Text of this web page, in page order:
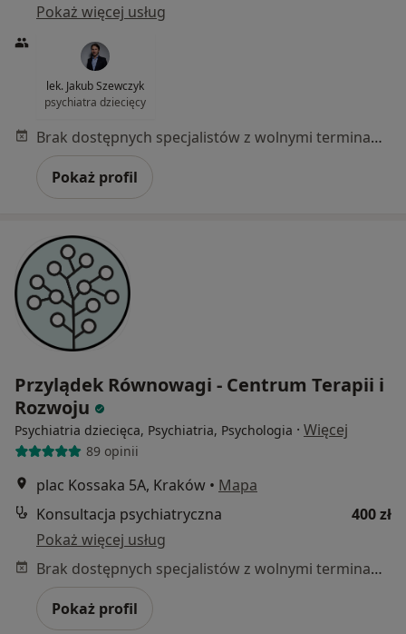
Pokaż więcej usług
lek. Jakub Szewczyk
psychiatra dziecięcy
Brak dostępnych specjalistów z wolnymi terminami w tym centrum medycznym.
Pokaż profil
Przylądek Równowagi - Centrum Terapii i
Rozwoju
Psychiatria dziecięca, Psychiatria, Psychologia · Więcej
89 opinii
plac Kossaka 5A, Kraków • Mapa
Konsultacja psychiatryczna
400 zł
Pokaż więcej usług
Brak dostępnych specjalistów z wolnymi terminami w tym centrum medycznym.
Pokaż profil